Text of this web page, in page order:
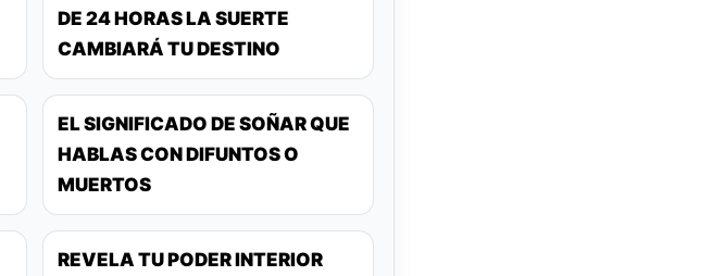
DE 24 HORAS LA SUERTE
CAMBIARÁ TU DESTINO
EL SIGNIFICADO DE SOÑAR QUE
HABLAS CON DIFUNTOS O
MUERTOS
REVELA TU PODER INTERIOR